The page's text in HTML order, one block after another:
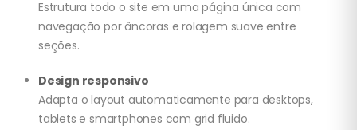
Estrutura todo o site em uma página única com
navegação por âncoras e rolagem suave entre
seções.
Design responsivo
Adapta o layout automaticamente para desktops,
tablets e smartphones com grid fluido.